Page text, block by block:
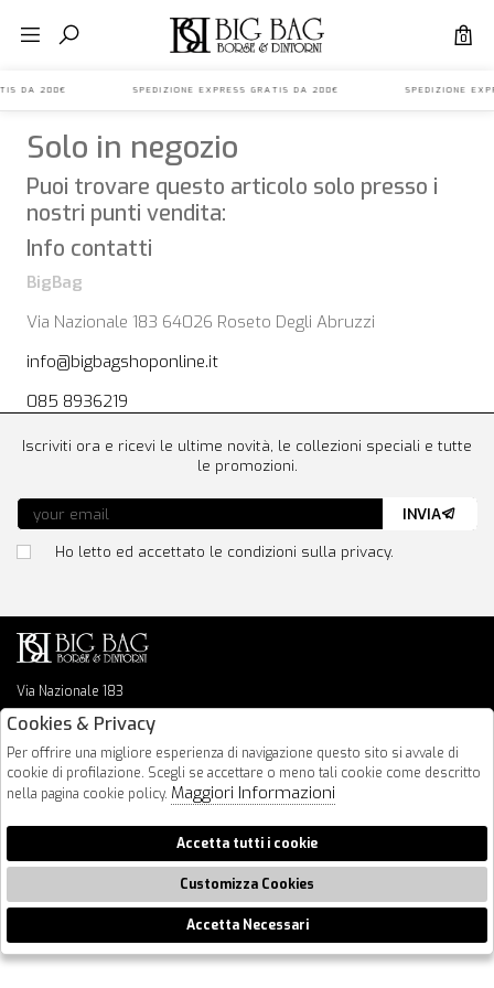
0
GRATIS DA 200€ SPEDIZIONE EXPRESS GRATIS DA 200€
Solo in negozio
Puoi trovare questo articolo solo presso i
nostri punti vendita:
Info contatti
BigBag
Via Nazionale 183 64026 Roseto Degli Abruzzi
info@bigbagshoponline.it
085 8936219
Via Nazionale 183
64026 Roseto Degli Abruzzi
info@bigbagshoponline.it
follow us
Iscriviti ora e ricevi le ultime novità, le collezioni speciali e tutte
le promozioni.
Ho letto ed accettato le condizioni sulla privacy.
INVIA
2026 BigBag - P.iva : 00916940679 Powered by
🍪
Cookies & Privacy
Per offrire una migliore esperienza di navigazione questo sito si avvale di
cookie di profilazione. Scegli se accettare o meno tali cookie come descritto
nella pagina cookie policy. Maggiori Informazioni
Accetta tutti i cookie
Customizza Cookies
Accetta Necessari